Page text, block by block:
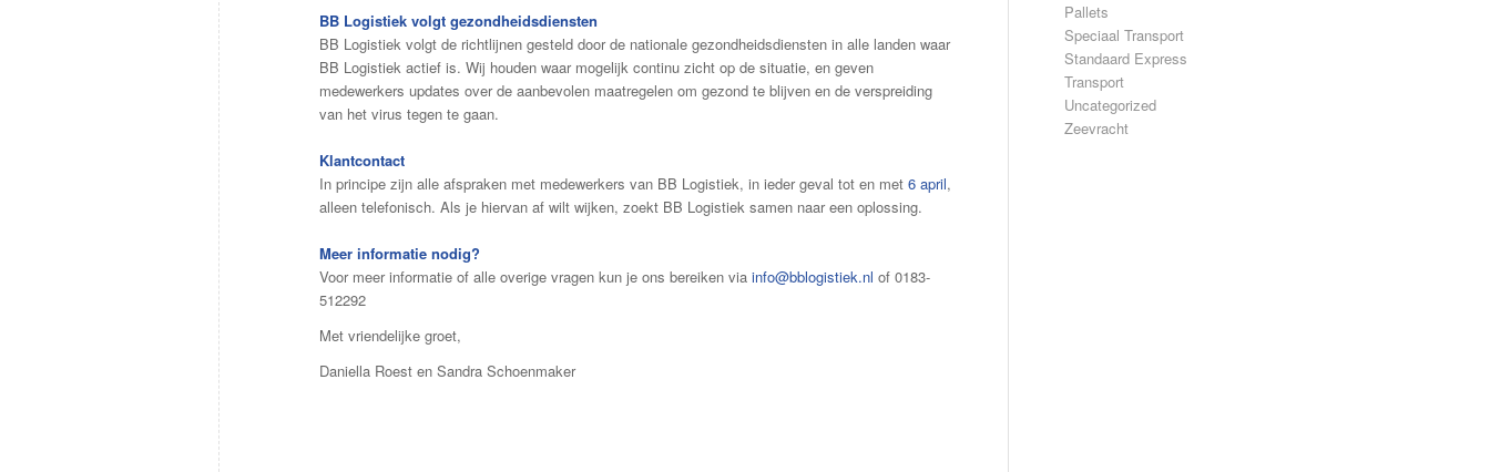
BB Logistiek volgt gezondheidsdiensten
BB Logistiek volgt de richtlijnen gesteld door de nationale gezondheidsdiensten in alle landen waar
BB Logistiek actief is. Wij houden waar mogelijk continu zicht op de situatie, en geven
medewerkers updates over de aanbevolen maatregelen om gezond te blijven en de verspreiding
van het virus tegen te gaan.
Klantcontact
In principe zijn alle afspraken met medewerkers van BB Logistiek, in ieder geval tot en met 6 april,
alleen telefonisch. Als je hiervan af wilt wijken, zoekt BB Logistiek samen naar een oplossing.
Meer informatie nodig?
Voor meer informatie of alle overige vragen kun je ons bereiken via info@bblogistiek.nl of 0183-
512292
Met vriendelijke groet,
Daniella Roest en Sandra Schoenmaker
Pallets
Speciaal Transport
Standaard Express
Transport
Uncategorized
Zeevracht